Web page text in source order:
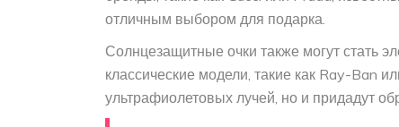
отличным выбором для подарка.
Солнцезащитные очки также могут стать
классические модели, такие как Ray-Ban
ультрафиолетовых лучей, но и придадут